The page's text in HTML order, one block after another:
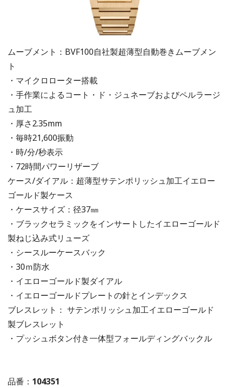
ムーブメント：BVF100自社製超薄型自動巻きムーブメン
ト
・マイクロローター搭載
・手作業によるコート・ド・ジュネーブおよびペルラージ
ュ加工
・厚さ2.35mm
・毎時21,600振動
・時/分/秒表示
・72時間パワーリザーブ
ケース/ダイアル：超薄型サテンポリッシュ加工イエロー
ゴールド製ケース
・ケースサイズ：径37㎜
・ブラックセラミックをインサートしたイエローゴールド
製ねじ込み式リューズ
・シースルーケースバック
・30ｍ防水
・イエローゴールド製ダイアル
・イエローゴールドプレートの針とインデックス
ブレスレット： サテンポリッシュ加工イエローゴールド
製ブレスレット
・プッシュボタン付き一体型フォールディングバックル
品番： 104351